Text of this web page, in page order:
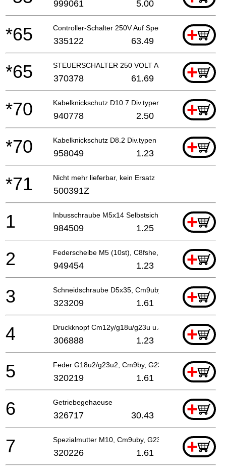
999061 5.00
Controller-Schalter 250V Auf Sperrtyp +
*65 335122 63.49
STEUERSCHALTER 250 VOLT AUS/SPERREN
+
*65 370378 61.69
Kabelknickschutz D10.7 Div.typen, Cm9by, H41mb, G
+
*70 940778 2.50
Kabelknickschutz D8.2 Div.typen H41mb, G23ss
+
*70 958049 1.23
Nicht mehr lieferbar, kein Ersatz
*71 500391Z
Inbusschraube M5x14 Selbstsich., Cm9uby+
1 984509 1.25
Federscheibe M5 (10st), C8fshe, C8fse +
2 949454 1.23
Schneidschraube D5x35, Cm9uby, G23ss+
3 323209 1.61
Druckknopf Cm12y/g18u/g23u u.a G18u2/g23u2,
+
4 306888 1.23
Feder G18u2/g23u2, Cm9by, G23ss +
5 320219 1.61
Getriebegehaeuse +
6 326717 30.43
Spezialmutter M10, Cm9uby, G23ss +
7 320226 1.61